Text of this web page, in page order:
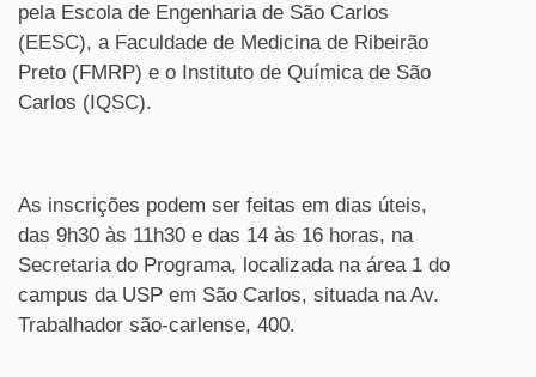
pela Escola de Engenharia de São Carlos
(EESC), a Faculdade de Medicina de Ribeirão
Preto (FMRP) e o Instituto de Química de São
Carlos (IQSC).
As inscrições podem ser feitas em dias úteis,
das 9h30 às 11h30 e das 14 às 16 horas, na
Secretaria do Programa, localizada na área 1 do
campus da USP em São Carlos, situada na Av.
Trabalhador são-carlense, 400.